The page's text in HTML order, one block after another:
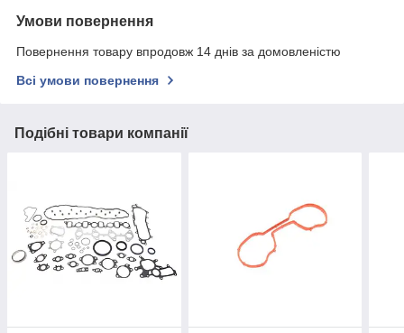
Умови повернення
Повернення товару впродовж 14 днів за домовленістю
Всі умови повернення
Подібні товари компанії